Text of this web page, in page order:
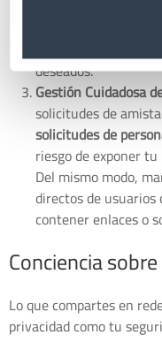
vea tus
tu presencia online
deseados.
Gestión Cuidadosa
solicitudes de
solicitudes de
riesgo de exponer
Del mismo modo,
directos de usuarios
contener enlaces o
Conciencia
Lo que compartes en
privacidad como tu